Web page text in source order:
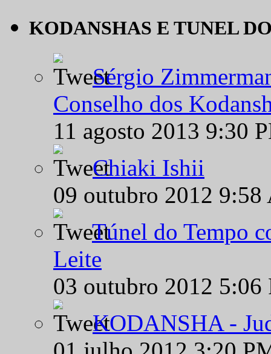
KODANSHAS E TUNEL
Sérgio
Conselho dos
11 agosto 2013 9:30
Chiaki Ishii
09 outubro 2012
Túnel do Tempo
Leite
03 outubro 2012
KODANSHA -